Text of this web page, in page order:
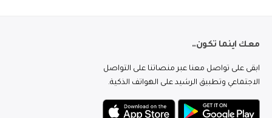
معك اينما تكون..
ابقى على تواصل معنا عبر منصاتنا على التواصل
الاجتماعي وتطبيق الرشيد على الهواتف الذكية.